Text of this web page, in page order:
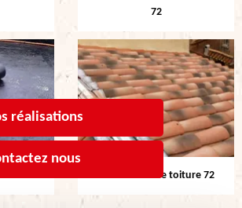
réalisations
nous
72
72 Rénovation de toiture 72